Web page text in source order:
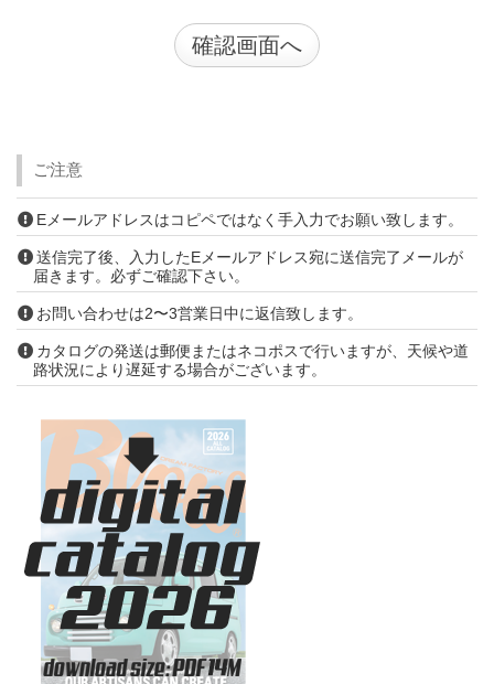
ご注意
Eメールアドレスはコピペではなく手入力でお願い致します。
送信完了後、入力したEメールアドレス宛に送信完了メールが
届きます。必ずご確認下さい。
お問い合わせは2〜3営業日中に返信致します。
カタログの発送は郵便またはネコポスで行いますが、天候や道
路状況により遅延する場合がございます。